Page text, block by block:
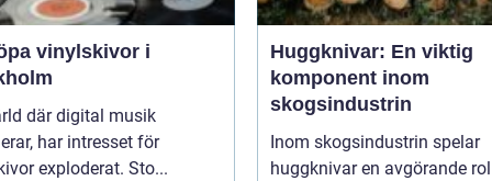
vinylskivor i
där digital musik
har intresset för
exploderat. Sto...
Huggknivar: En viktig
komponent inom
skogsindustrin
Inom skogsindustrin spelar
huggknivar en avgörande